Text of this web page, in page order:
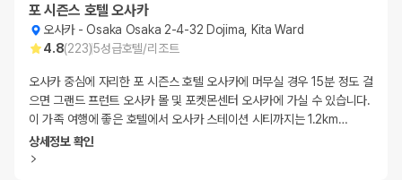
포 시즌스 호텔 오사카
오사카-Osaka Osaka 2-4-32 Dojima, Kita Ward
4.8(223)5성급호텔/리조트
오사카 중심에 자리한 포 시즌스 호텔 오사카에 머무실 경우 15분 정도 걸
으면 그랜드 프런트 오사카 몰 및 포켓몬센터 오사카에 가실 수 있습니다.
이 가족 여행에 좋은 호텔에서 오사카 스테이션 시티까지는 1.2km…
상세정보 확인